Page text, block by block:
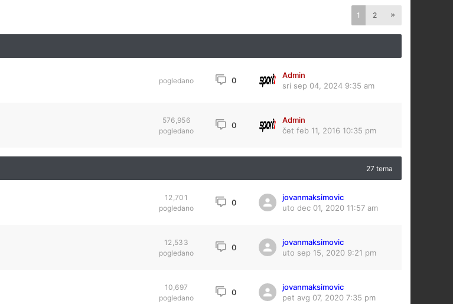
1 2
pogledano 0
Admin
sri sep 04, 2024 9:35 am
576,956
pogledano
0
Admin
čet feb 11, 2016 10:35 pm
27 tema
12,701
pogledano
0
jovanmaksimovic
uto dec 01, 2020 11:57 am
12,533
pogledano
0
jovanmaksimovic
uto sep 15, 2020 9:21 pm
10,697
pogledano
0
jovanmaksimovic
pet avg 07, 2020 7:35 pm